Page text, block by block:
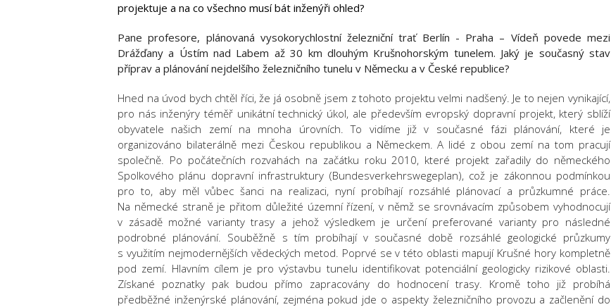
projektuje a na co všechno musí bát inženýři ohled?
Pane profesore, plánovaná vysokorychlostní železniční trať Berlín - Praha – Vídeň povede mezi
Drážďany a Ústím nad Labem až 30 km dlouhým Krušnohorským tunelem. Jaký je současný stav
příprav a plánování nejdelšího železničního tunelu v Německu a v České republice?
Hned na úvod bych chtěl říci, že já osobně jsem z tohoto projektu velmi nadšený. Je to nejen vynikající,
pro nás inženýry téměř unikátní technický úkol, ale především evropský dopravní projekt, který sblíží
obyvatele našich zemí na mnoha úrovních. To vidíme již v současné fázi plánování, které je
organizováno bilaterálně mezi Českou republikou a Německem. A lidé z obou zemí na tom pracují
společně. Po počátečních rozvahách na začátku roku 2010, které projekt zařadily do německého
Spolkového plánu dopravní infrastruktury (Bundesverkehrswegeplan), což je zákonnou podmínkou
pro to, aby měl vůbec šanci na realizaci, nyní probíhají rozsáhlé plánovací a průzkumné práce.
Na německé straně je přitom důležité územní řízení, v němž se srovnávacím způsobem vyhodnocují
v zásadě možné varianty trasy a jehož výsledkem je určení preferované varianty pro následné
podrobné plánování. Souběžně s tím probíhají v současné době rozsáhlé geologické průzkumy
s využitím nejmodernějších vědeckých metod. Poprvé se v této oblasti mapují Krušné hory kompletně
pod zemí. Hlavním cílem je pro výstavbu tunelu identifikovat potenciální geologicky rizikové oblasti.
Získané poznatky pak budou přímo zapracovány do hodnocení trasy. Kromě toho již probíhá
předběžné inženýrské plánování, zejména pokud jde o aspekty železničního provozu a začlenění do